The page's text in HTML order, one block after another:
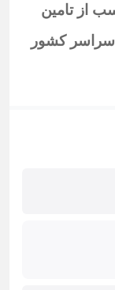
از تامین
سراسر کشور